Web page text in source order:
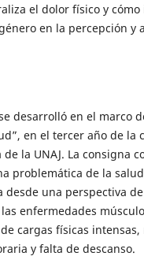
el dolor físico y
en la percepción y
desarrolló en el marco
en el tercer año de la
la UNAJ. La consigna
problemática de la
una perspectiva
enfermedades
cargas físicas
y falta de descanso.